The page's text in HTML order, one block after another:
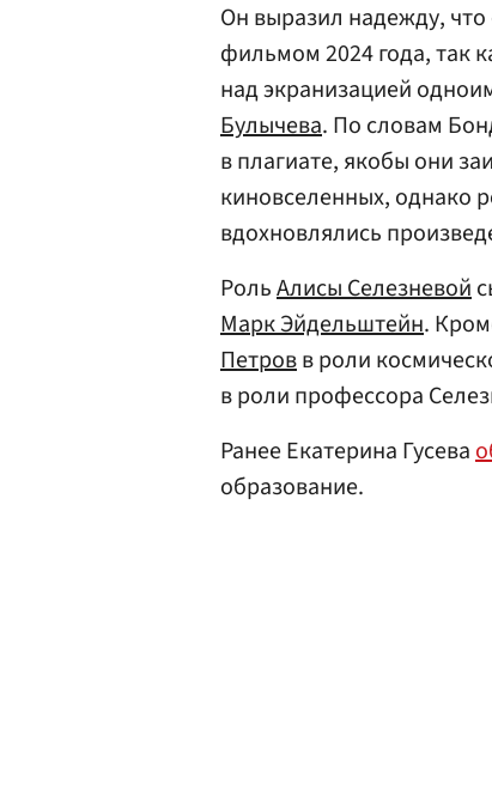
Он выразил надежду, что
фильмом 2024 года, так
над экранизацией
Булычева. По словам
в плагиате, якобы они
киновселенных, однако
вдохновлялись
РольАлисы Селезневой
Марк Эйдельштейн.
Петровв роли
в роли профессора
Ранее Екатерина Гусева
образование.